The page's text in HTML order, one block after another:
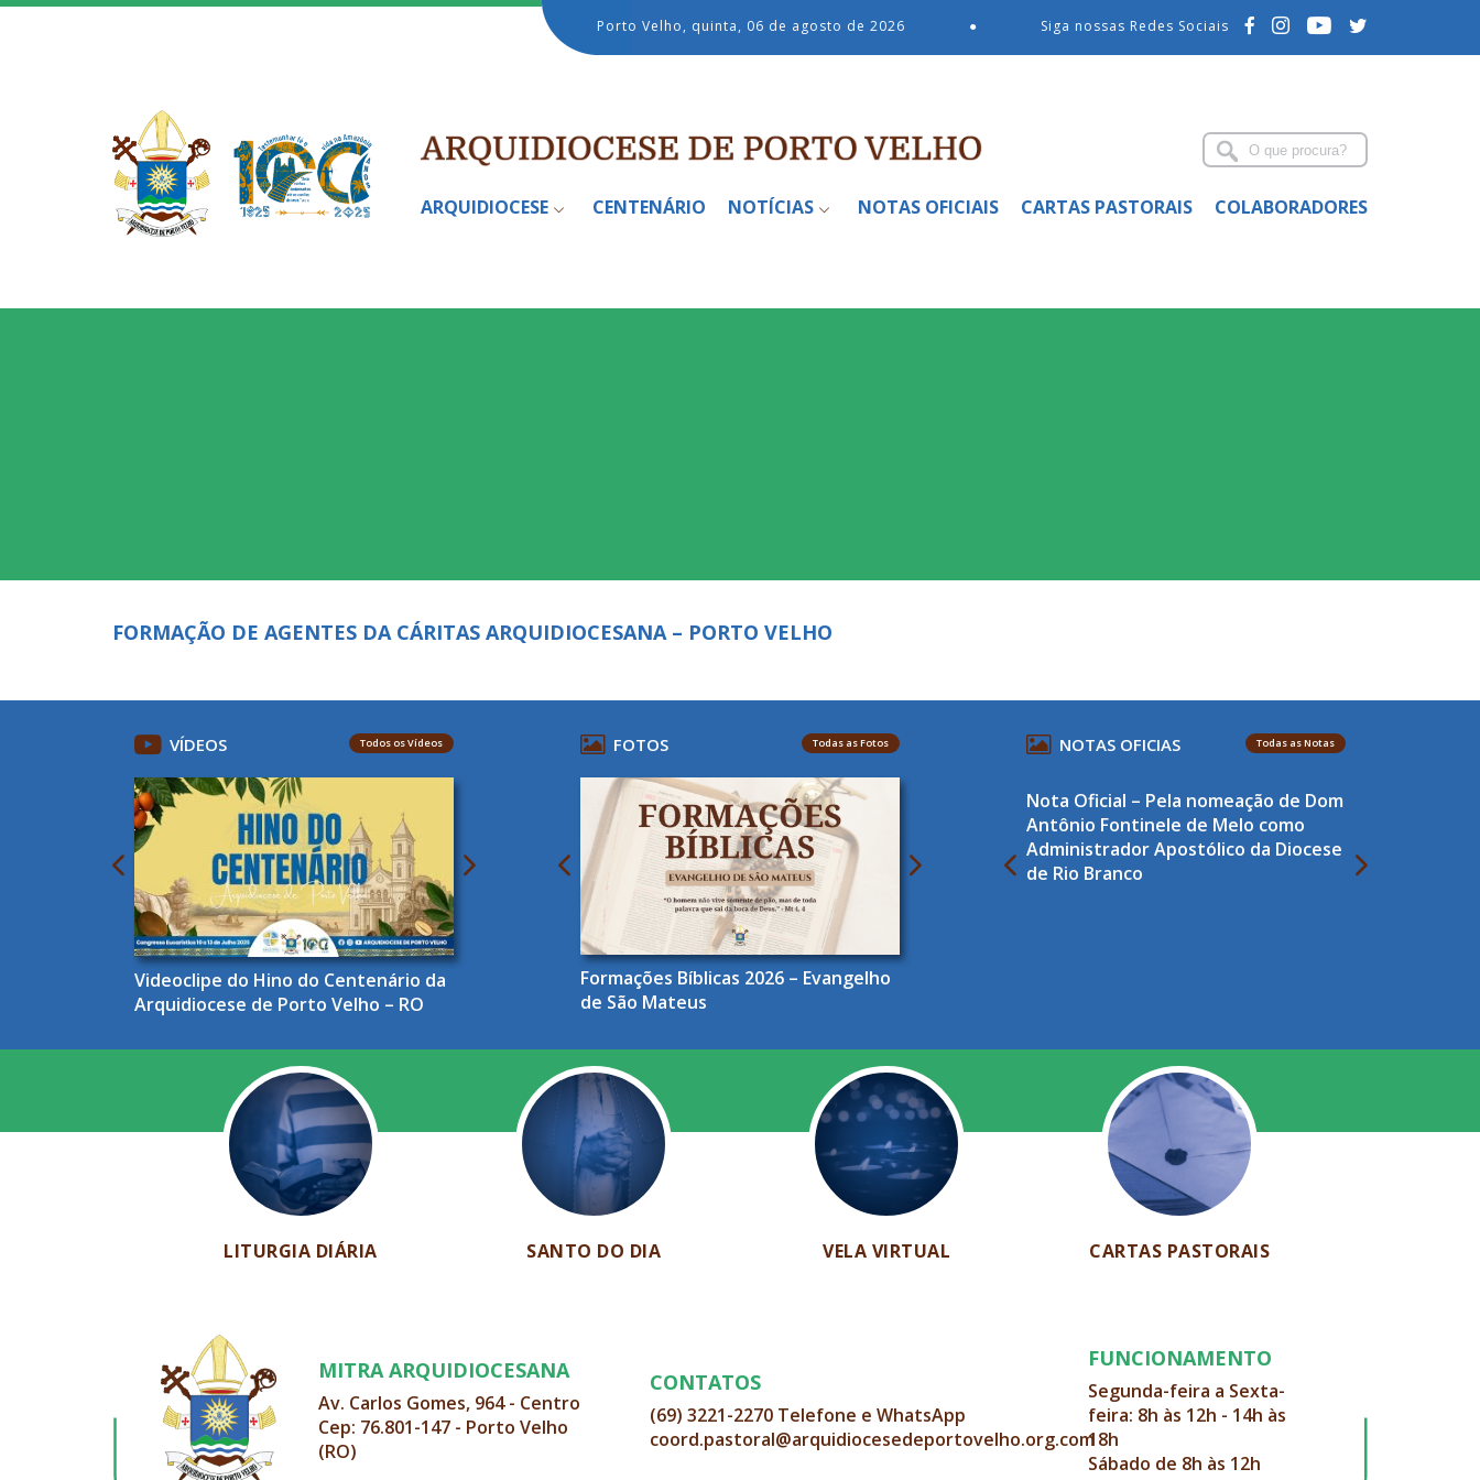
Porto Velho, quinta, 06 de agosto de 2026 ● Siga nossas Redes Sociais
ARQUIDIOCESE CENTENÁRIO NOTÍCIAS NOTAS OFICIAIS CARTAS PASTORAIS COLABORADORES
FORMAÇÃO DE AGENTES DA CÁRITAS ARQUIDIOCESANA – PORTO VELHO
VÍDEOS Todos os Vídeos
Videoclipe do Hino do Centenário da
Arquidiocese de Porto Velho – RO
FOTOS Todas as Fotos
Formações Bíblicas 2026 – Evangelho
de São Mateus
NOTAS OFICIAS Todas as Notas
Nota Oficial – Pela nomeação de Dom
Antônio Fontinele de Melo como
Administrador Apostólico da Diocese
de Rio Branco
LITURGIA DIÁRIA SANTO DO DIA VELA VIRTUAL CARTAS PASTORAIS
MITRA ARQUIDIOCESANA
Av. Carlos Gomes, 964 - Centro
Cep: 76.801-147 - Porto Velho
(RO)
CONTATOS
(69) 3221-2270 Telefone e WhatsApp
coord.pastoral@arquidiocesedeportovelho.org.com
FUNCIONAMENTO
Segunda-feira a Sexta-
feira: 8h às 12h - 14h às
18h
Sábado de 8h às 12h